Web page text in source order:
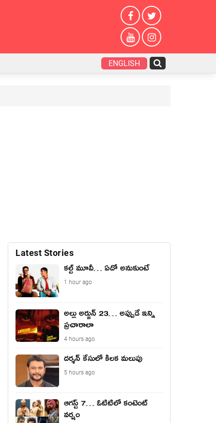
ENGLISH
Latest Stories
కల్ట్ మూవీ… ఏదో అనుకుంటే
1 hour ago
అల్లు అర్జున్ 23… అప్పుడే ఇన్ని
ప్రచారాలా
4 hours ago
దర్శన్ కేసులో కీలక మలుపు
5 hours ago
ఆగస్ట్ 7… ఓటిటిలో కంటెంట్
వర్షం